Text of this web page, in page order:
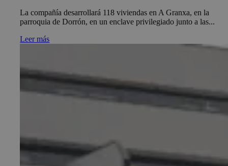
La compañía desarrollará 118 viviendas en A Granxa, en la
parroquia de Dorrón, en un enclave privilegiado junto a las...
Leer más